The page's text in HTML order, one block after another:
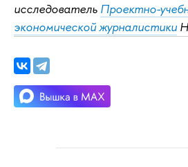
исследователь Проектно-
экономической журналистики